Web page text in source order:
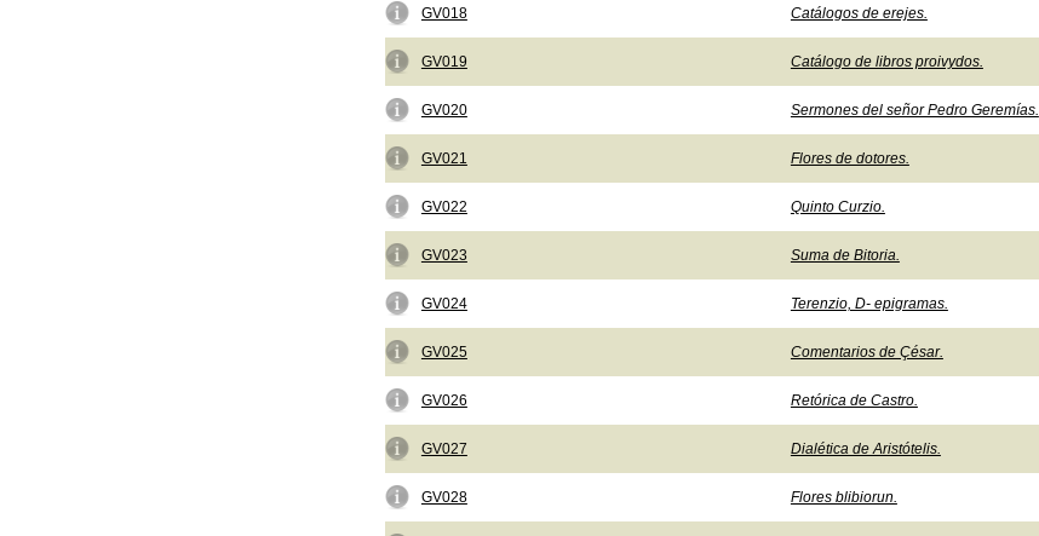
GV018 Catálogos de erejes.
GV019 Catálogo de libros proivydos.
GV020 Sermones del señor Pedro Geremías.
GV021 Flores de dotores.
GV022 Quinto Curzio.
GV023 Suma de Bitoria.
GV024 Terenzio, D- epigramas.
GV025 Comentarios de Çésar.
GV026 Retórica de Castro.
GV027 Dialética de Aristótelis.
GV028 Flores blibiorun.